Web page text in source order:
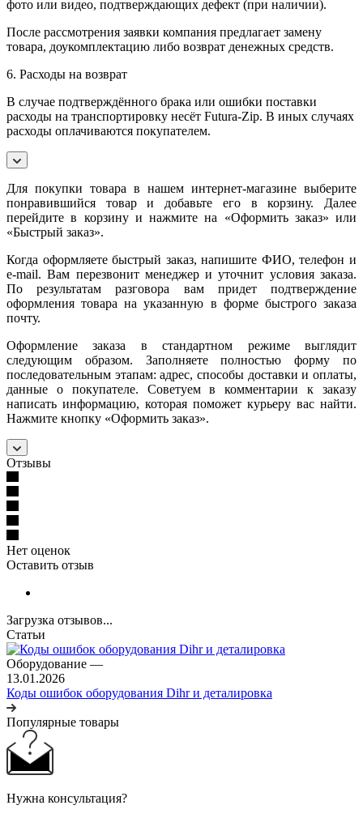
фото или видео, подтверждающих дефект (при наличии).
После рассмотрения заявки компания предлагает замену
товара, доукомплектацию либо возврат денежных средств.
6. Расходы на возврат
В случае подтверждённого брака или ошибки поставки
расходы на транспортировку несёт Futura-Zip. В иных случаях
расходы оплачиваются покупателем.
Для покупки товара в нашем интернет-магазине выберите
понравившийся товар и добавьте его в корзину. Далее
перейдите в корзину и нажмите на «Оформить заказ» или
«Быстрый заказ».
Когда оформляете быстрый заказ, напишите ФИО, телефон и
e-mail. Вам перезвонит менеджер и уточнит условия заказа.
По результатам разговора вам придет подтверждение
оформления товара на указанную в форме быстрого заказа
почту.
Оформление заказа в стандартном режиме выглядит
следующим образом. Заполняете полностью форму по
последовательным этапам: адрес, способы доставки и оплаты,
данные о покупателе. Советуем в комментарии к заказу
написать информацию, которая поможет курьеру вас найти.
Нажмите кнопку «Оформить заказ».
Отзывы
Нет оценок
Оставить отзыв
Загрузка отзывов...
Статьи
Оборудование —
13.01.2026
Коды ошибок оборудования Dihr и деталировка
Популярные товары
Нужна консультация?